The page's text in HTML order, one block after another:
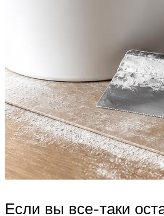
Если вы все-таки